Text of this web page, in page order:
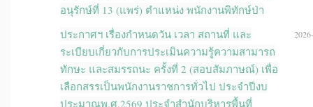
อนุรักษ์ที่ 13 (แพร่) ตำแหน่ง พนักงานพิทักษ์ป่า
ประกาศฯ เรื่องกำหนดวัน เวลา สถานที่ และ
ระเบียบเกี่ยวกับการประเมินความรู้ความสามารถ
ทักษะ และสมรรถนะ ครั้งที่ 2 (สอบสัมภาษณ์) เพื่อ
เลือกสรรเป็นพนักงานราชการทั่วไป ประจำปีงบ
ประมาณพ.ศ.2569 ประจำสำนักบริหารพื้นที่